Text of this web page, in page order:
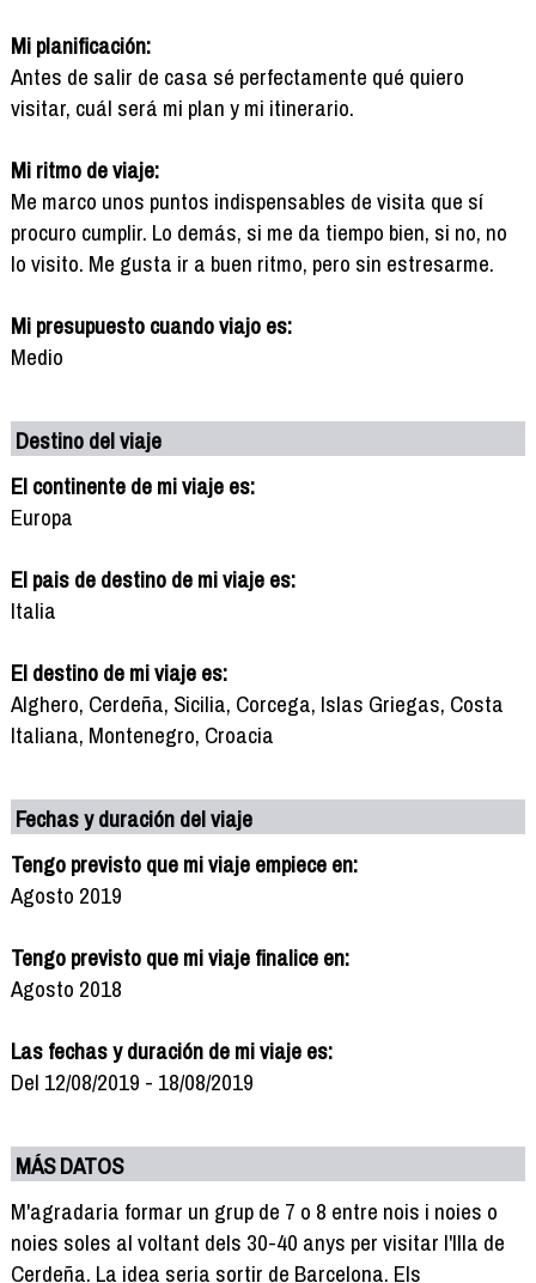
Mi planificación:
Antes de salir de casa sé perfectamente qué quiero
visitar, cuál será mi plan y mi itinerario.
Mi ritmo de viaje:
Me marco unos puntos indispensables de visita que sí
procuro cumplir. Lo demás, si me da tiempo bien, si no, no
lo visito. Me gusta ir a buen ritmo, pero sin estresarme.
Mi presupuesto cuando viajo es:
Medio
Destino del viaje
El continente de mi viaje es:
Europa
El pais de destino de mi viaje es:
Italia
El destino de mi viaje es:
Alghero, Cerdeña, Sicilia, Corcega, Islas Griegas, Costa
Italiana, Montenegro, Croacia
Fechas y duración del viaje
Tengo previsto que mi viaje empiece en:
Agosto 2019
Tengo previsto que mi viaje finalice en:
Agosto 2018
Las fechas y duración de mi viaje es:
Del 12/08/2019 - 18/08/2019
MÁS DATOS
M'agradaria formar un grup de 7 o 8 entre nois i noies o
noies soles al voltant dels 30-40 anys per visitar l'Illa de
Cerdeña. La idea seria sortir de Barcelona. Els